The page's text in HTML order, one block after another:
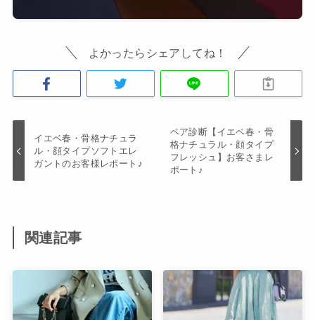
よかったらシェアしてね！
イエベ春・骨格ナチュラ
ル・顔タイプソフトエレ
ガントのお客様レポート♪
ペア診断【イエベ春・骨
格ナチュラル・顔タイプ
フレッシュ】お客さまレ
ポート♪
関連記事